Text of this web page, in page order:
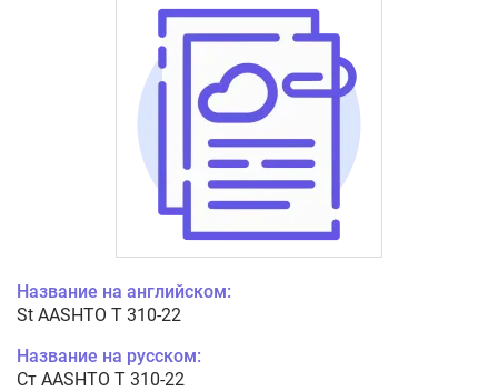
Название на английском:
St AASHTO T 310-22
Название на русском:
Cт AASHTO T 310-22